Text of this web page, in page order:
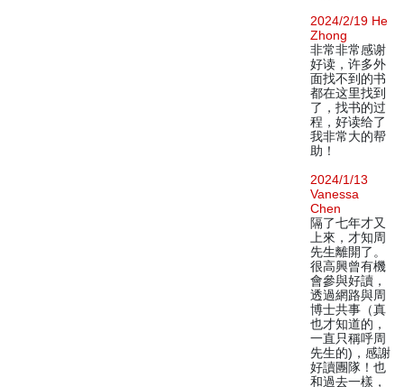
2024/2/19 He
Zhong
非常非常感谢
好读，许多外
面找不到的书
都在这里找到
了，找书的过
程，好读给了
我非常大的帮
助！
2024/1/13
Vanessa
Chen
隔了七年才又
上來，才知周
先生離開了。
很高興曾有機
會參與好讀，
透過網路與周
博士共事（真
也才知道的，
一直只稱呼周
先生的)，感謝
好讀團隊！也
和過去一樣，